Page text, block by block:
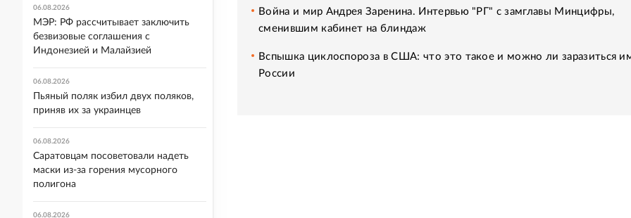
Война и мир Андрея Заренина. Интервью "РГ" с замглавы Минцифры,
сменившим кабинет на блиндаж
Вспышка циклоспороза в США: что это такое и можно ли заразиться
России
06.08.2026
МЭР: РФ рассчитывает заключить
безвизовые соглашения с
Индонезией и Малайзией
06.08.2026
Пьяный поляк избил двух поляков,
приняв их за украинцев
06.08.2026
Саратовцам посоветовали надеть
маски из-за горения мусорного
полигона
06.08.2026